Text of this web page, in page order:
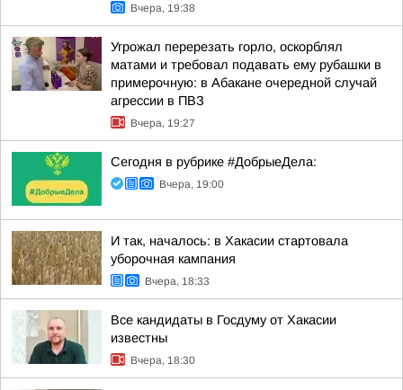
Вчера, 19:38
Угрожал перерезать горло, оскорблял
матами и требовал подавать ему рубашки в
примерочную: в Абакане очередной случай
агрессии в ПВЗ
Вчера, 19:27
Сегодня в рубрике #ДобрыеДела:
Вчера, 19:00
И так, началось: в Хакасии стартовала
уборочная кампания
Вчера, 18:33
Все кандидаты в Госдуму от Хакасии
известны
Вчера, 18:30